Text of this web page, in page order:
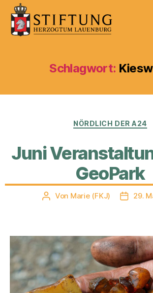
HerzogtumSchlagwort:
Kategorien
NÖRDLICH DER A24
Juni
GeoPark
Beitragsautor
Von Marie (FKJ) 29.